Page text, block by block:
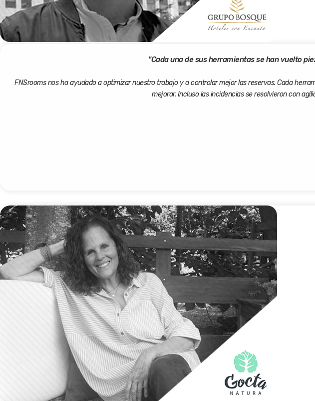
"Cada una de sus herramientas se han vuelto
FNSrooms nos ha ayudado a optimizar nuestro trabajo y a controlar mejor las reservas. Cada
mejorar. Incluso las incidencias se resolvieron con